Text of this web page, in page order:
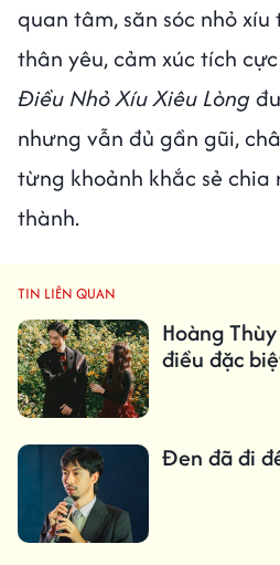
quan tâm, săn sóc nhỏ
thân yêu, cảm xúc tích
Điều Nhỏ Xíu Xiêu Lòng
nhưng vẫn đủ gần gũi,
từng khoảnh khắc sẻ
thành.
TIN LIÊN QUAN
Hoàng
điều đặc
Đen đã đi